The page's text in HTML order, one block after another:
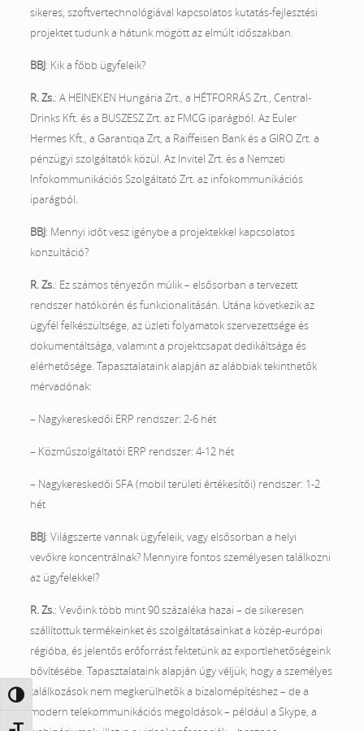
Nagy kontraszt váltása
sikeres, szoftvertechnológiával kapcsolatos kutatás-fejlesztési
projektet tudunk a hátunk mögött az elmúlt időszakban.
BBJ: Kik a főbb ügyfeleik?
R. Zs.: A HEINEKEN Hungária Zrt., a HÉTFORRÁS Zrt., Central-
Drinks Kft. és a BUSZESZ Zrt. az FMCG iparágból. Az Euler
Hermes Kft., a Garantiqa Zrt, a Raiffeisen Bank és a GIRO Zrt. a
pénzügyi szolgáltatók közül. Az Invitel Zrt. és a Nemzeti
Infokommunikációs Szolgáltató Zrt. az infokommunikációs
iparágból.
BBJ: Mennyi időt vesz igénybe a projektekkel kapcsolatos
konzultáció?
R. Zs.: Ez számos tényezőn múlik – elsősorban a tervezett
rendszer hatókörén és funkcionalitásán. Utána következik az
ügyfél felkészültsége, az üzleti folyamatok szervezettsége és
dokumentáltsága, valamint a projektcsapat dedikáltsága és
elérhetősége. Tapasztalataink alapján az alábbiak tekinthetők
mérvadónak:
– Nagykereskedői ERP rendszer: 2-6 hét
– Közműszolgáltatói ERP rendszer: 4-12 hét
– Nagykereskedői SFA (mobil területi értékesítői) rendszer: 1-2
hét
BBJ: Világszerte vannak ügyfeleik, vagy elsősorban a helyi
vevőkre koncentrálnak? Mennyire fontos személyesen találkozni
az ügyfelekkel?
R. Zs.: Vevőink több mint 90 százaléka hazai – de sikeresen
szállítottuk termékeinket és szolgáltatásainkat a közép-európai
régióba, és jelentős erőforrást fektetünk az exportlehetőségeink
bővítésébe. Tapasztalataink alapján úgy véljük, hogy a személyes
találkozások nem megkerülhetők a bizalomépítéshez – de a
modern telekommunikációs megoldások – például a Skype, a